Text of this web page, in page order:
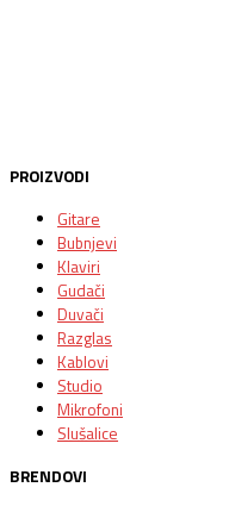
PROIZVODI
Gitare
Bubnjevi
Klaviri
Gudači
Duvači
Razglas
Kablovi
Studio
Mikrofoni
Slušalice
BRENDOVI